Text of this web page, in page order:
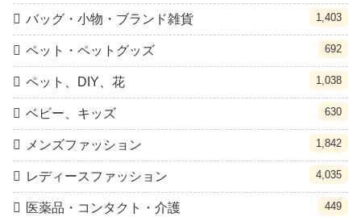
バッグ・小物・ブランド雑貨 1,403
ペット・ペットグッズ 692
ペット、DIY、花 1,038
ベビー、キッズ 630
メンズファッション 1,842
レディースファッション 4,035
医薬品・コンタクト・介護 449